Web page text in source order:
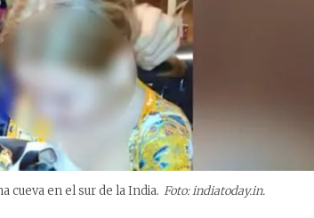
cueva en el sur de la India. Foto: indiatoday.in.